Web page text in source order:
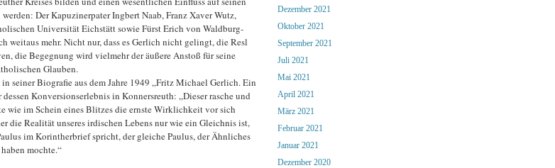
Der Kapuzinerpater Ingbert Naab, Franz Xaver Wutz,
Universität Eichstätt sowie Fürst Erich von Waldburg-
weitaus mehr. Nicht nur, dass es Gerlich nicht gelingt, die Resl
die Begegnung wird vielmehr der äußere Anstoß für seine
Glauben.
seiner Biografie aus dem Jahre 1949 „Fritz Michael Gerlich. Ein
Konversionserlebnis in Konnersreuth: „Dieser rasche und
wie im Schein eines Blitzes die ernste Wirklichkeit vor sich
die Realität unseres irdischen Lebens nur wie ein Gleichnis ist,
im Korintherbrief spricht, der gleiche Paulus, der Ähnliches
mochte.“
Dezember 2021
Oktober 2021
September 2021
Juli 2021
Mai 2021
April 2021
März 2021
Februar 2021
Januar 2021
Dezember 2020